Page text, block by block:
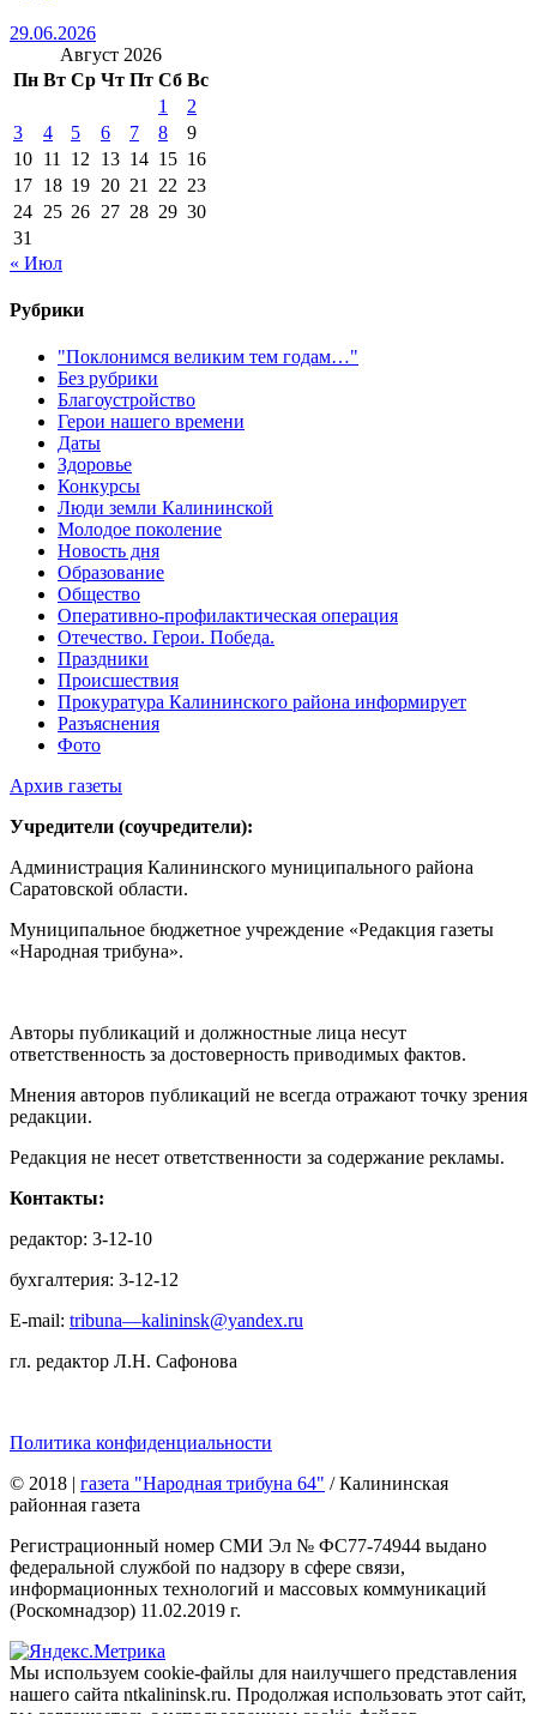
29.06.2026
Август 2026
Пн Вт Ср Чт Пт Сб Вс
1
2
3
4 5 6 7 8
9
10 11 12 13 14 15 16
17 18 19 20 21 22 23
24 25 26 27 28 29 30
31
« Июл
Рубрики
"Поклонимся великим тем годам…"
Без рубрики
Благоустройство
Герои нашего времени
Даты
Здоровье
Конкурсы
Люди земли Калининской
Молодое поколение
Новость дня
Образование
Общество
Оперативно-профилактическая операция
Отечество. Герои. Победа.
Праздники
Происшествия
Прокуратура Калининского района информирует
Разъяснения
Фото
Архив газеты
Учредители (соучредители):
Администрация Калининского муниципального района
Саратовской области.
Муниципальное бюджетное учреждение «Редакция газеты
«Народная трибуна».
Авторы публикаций и должностные лица несут
ответственность за достоверность приводимых фактов.
Мнения авторов публикаций не всегда отражают точку зрения
редакции.
Редакция не несет ответственности за содержание рекламы.
Контакты:
редактор: 3-12-10
бухгалтерия: 3-12-12
E-mail: tribuna—kalininsk@yandex.ru
гл. редактор Л.Н. Сафонова
Политика конфиденциальности
© 2018 | газета "Народная трибуна 64" / Калининская
районная газета
Регистрационный номер СМИ Эл № ФС77-74944 выдано
федеральной службой по надзору в сфере связи,
информационных технологий и массовых коммуникаций
(Роскомнадзор) 11.02.2019 г.
Мы используем cookie-файлы для наилучшего представления
нашего сайта ntkalininsk.ru. Продолжая использовать этот сайт,